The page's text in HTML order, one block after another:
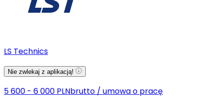
LS Technics
Nie zwlekaj z aplikacją!
5 600 - 6 000 PLNbrutto / umowa o pracę